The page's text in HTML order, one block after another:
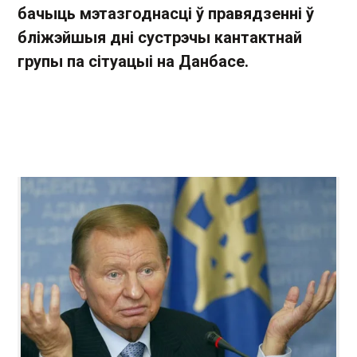
бачыць мэтазгоднасці ў правядзенні ў
бліжэйшыя дні сустрэчы кантактнай
групы па сітуацыі на Данбасе.